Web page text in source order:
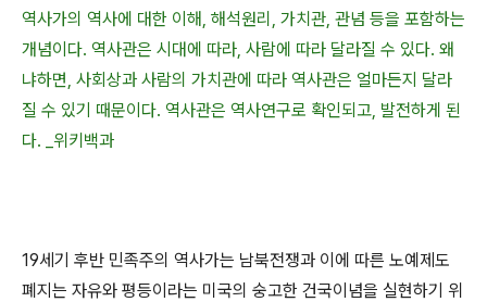
역사가의 역사에 대한 이해, 해석원리, 가치관, 관념 등을 포함하는
개념이다. 역사관은 시대에 따라, 사람에 따라 달라질 수 있다. 왜
냐하면, 사회상과 사람의 가치관에 따라 역사관은 얼마든지 달라
질 수 있기 때문이다. 역사관은 역사연구로 확인되고, 발전하게 된
다. _위키백과
19세기 후반 민족주의 역사가는 남북전쟁과 이에 따른 노예제도
폐지는 자유와 평등이라는 미국의 숭고한 건국이념을 실현하기 위